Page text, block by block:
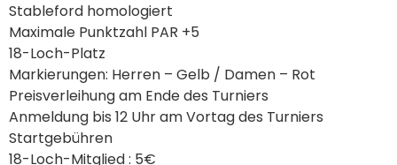
Stableford homologiert
Maximale Punktzahl PAR +5
18-Loch-Platz
Markierungen: Herren – Gelb / Damen – Rot
Preisverleihung am Ende des Turniers
Anmeldung bis 12 Uhr am Vortag des Turniers
Startgebühren
18-Loch-Mitglied : 5€